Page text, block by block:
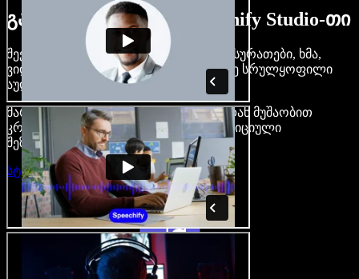
გაიგე, რას შეძლებ Speechify Studio-თი
შექმენი გახმოვანება, დაამატე უფასო სურათები, ხმა,
ვიდეო, დააკლონირე შენი ხმა — ააწყე სრულყოფილი
აუდიო-ვიდეო პროექტები.
მარტივი ინტერფეისით და ბრაუზერიდან მუშაობით
კრეატორები თავისუფლდებიან ტრადიციული
შეზღუდვებისგან.
სტუდიის გახსნა